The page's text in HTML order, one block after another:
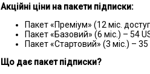
Акційні ціни на пакети підписки:
Пакет «Преміум» (12 міс.
Пакет «Базовий» (6 міс.) – 54
Пакет «Стартовий» (3 міс.) – 35
Що дає пакет підписки?